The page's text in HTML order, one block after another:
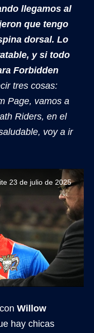
llegamos al
que tengo
dorsal. Lo
y si todo
Forbidden
tres cosas:
Page, vamos a
Riders, en el
voy a ir
23 de julio de 2025
Willow
hay chicas